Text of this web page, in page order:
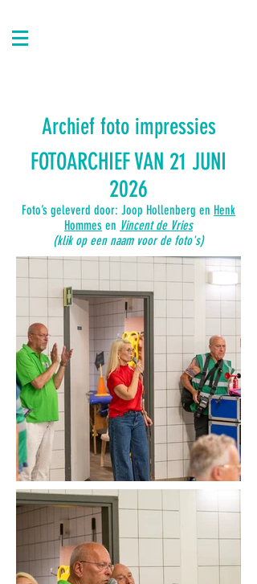
Archief foto impressies
FOTOARCHIEF VAN 21 JUNI
2026
Foto’s geleverd door: Joop Hollenberg en Henk
Hommes en Vincent de Vries
(klik op een naam voor de foto's)